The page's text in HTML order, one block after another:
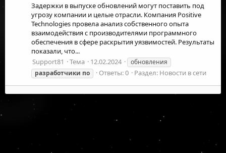
Задержки в выпуске обновлений могут поставить под
угрозу компании и целые отрасли. Компания Positive
Technologies провела анализ собственного опыта
взаимодействия с производителями программного
обеспечения в сфере раскрытия уязвимостей. Результаты
показали, что...
Support81
Тема 12.02.2024
обновления
разработчики по Ответы: 0 Раздел: Новости в сети